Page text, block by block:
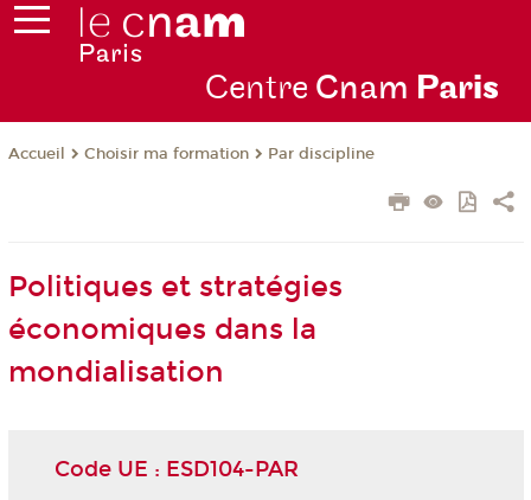
Centre Cnam Paris
Accueil Choisir ma formation Par discipline
Politiques et stratégies
économiques dans la
mondialisation
Code UE : ESD104-PAR